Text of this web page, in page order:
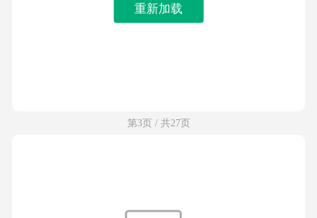
重新加载
第3页 / 共27页